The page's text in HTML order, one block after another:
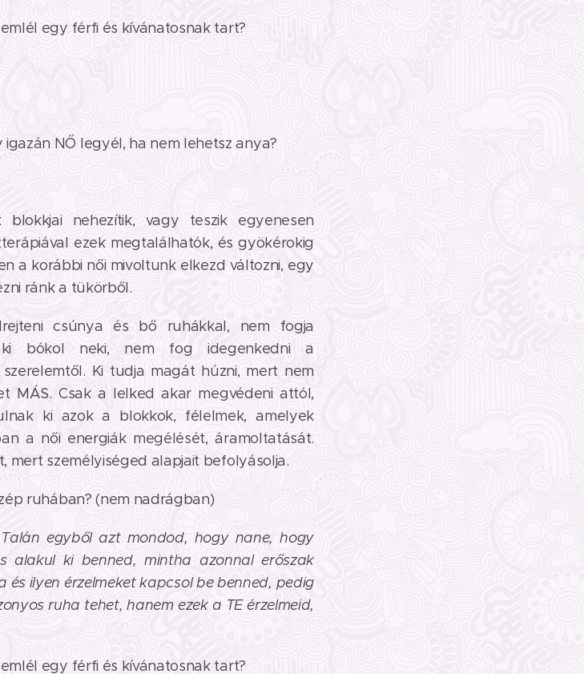
egy férfi és kívánatosnak tart?
NŐ legyél, ha nem lehetsz anya?
nehezítik, vagy teszik egyenesen
ezek megtalálhatók, és gyökérokig
a korábbi női mivoltunk elkezd változni, egy
ránk a tükörből.
csúnya és bő ruhákkal, nem fogja
bókol neki, nem fog idegenkedni a
Ki tudja magát húzni, mert nem
MÁS. Csak a lelked akar megvédeni attól,
ki azok a blokkok, félelmek, amelyek
a női energiák megélését, áramoltatását.
mert személyiséged alapjait befolyásolja.
ruhában? (nem nadrágban)
egyből azt mondod, hogy nane, hogy
alakul ki benned, mintha azonnal erőszak
és ilyen érzelmeket kapcsol be benned, pedig
ruha tehet, hanem ezek a TE érzelmeid,
egy férfi és kívánatosnak tart?